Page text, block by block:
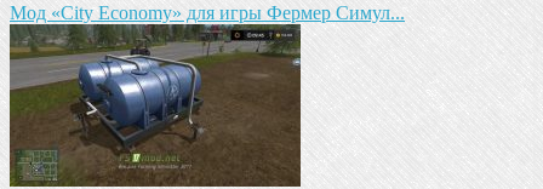
Мод «City Economy» для игры Фермер Симул...